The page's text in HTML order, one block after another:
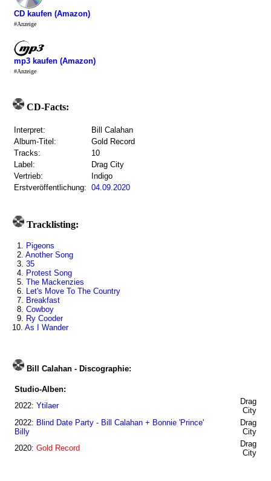
CD kaufen (Amazon)
#Anzeige
mp3 kaufen (Amazon)
#Anzeige
CD-Facts:
Interpret:
Bill Calahan
Album-Titel:
Gold Record
Tracks:
10
Label:
Drag City
Vertrieb:
Indigo
Erstveröffentlichung: 04.09.2020
Tracklisting:
1. Pigeons
2. Another Song
3. 35
4. Protest Song
5. The Mackenzies
6. Let's Move To The Country
7. Breakfast
8. Cowboy
9. Ry Cooder
10. As I Wander
Bill Calahan - Discographie:
Studio-Alben:
2022: Ytilaer
Drag
City
2022: Blind Date Party - Bill Calahan + Bonnie 'Prince'
Billy
Drag
City
2020: Gold Record
Drag
City